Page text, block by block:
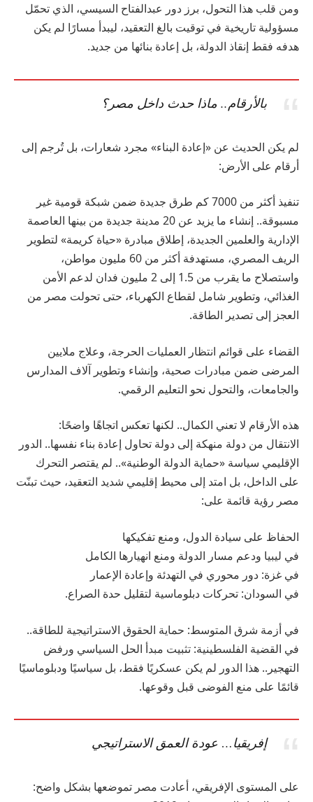
ومن قلب هذا التحول، برز دور عبدالفتاح السيسي، الذي تحمّل
مسؤولية تاريخية في توقيت بالغ التعقيد، ليبدأ مسارًا لم يكن
هدفه فقط إنقاذ الدولة، بل إعادة بنائها من جديد.
بالأرقام.. ماذا حدث داخل مصر؟
لم يكن الحديث عن «إعادة البناء» مجرد شعارات، بل تُرجم إلى
أرقام على الأرض:
تنفيذ أكثر من 7000 كم طرق جديدة ضمن شبكة قومية غير
مسبوقة.. إنشاء ما يزيد عن 20 مدينة جديدة من بينها العاصمة
الإدارية والعلمين الجديدة، إطلاق مبادرة «حياة كريمة» لتطوير
الريف المصري، مستهدفة أكثر من 60 مليون مواطن،
واستصلاح ما يقرب من 1.5 إلى 2 مليون فدان لدعم الأمن
الغذائي، وتطوير شامل لقطاع الكهرباء، حتى تحولت مصر من
العجز إلى تصدير الطاقة.
القضاء على قوائم انتظار العمليات الحرجة، وعلاج ملايين
المرضى ضمن مبادرات صحية، وإنشاء وتطوير آلاف المدارس
والجامعات، والتحول نحو التعليم الرقمي.
هذه الأرقام لا تعني الكمال.. لكنها تعكس اتجاهًا واضحًا:
الانتقال من دولة منهكة إلى دولة تحاول إعادة بناء نفسها.. الدور
الإقليمي سياسة «حماية الدولة الوطنية».. لم يقتصر التحرك
على الداخل، بل امتد إلى محيط إقليمي شديد التعقيد، حيث تبنّت
مصر رؤية قائمة على:
الحفاظ على سيادة الدول، ومنع تفكيكها
في ليبيا ودعم مسار الدولة ومنع انهيارها الكامل
في غزة: دور محوري في التهدئة وإعادة الإعمار
في السودان: تحركات دبلوماسية لتقليل حدة الصراع.
في أزمة شرق المتوسط: حماية الحقوق الاستراتيجية للطاقة..
في القضية الفلسطينية: تثبيت مبدأ الحل السياسي ورفض
التهجير.. هذا الدور لم يكن عسكريًا فقط، بل سياسيًا ودبلوماسيًا
قائمًا على منع الفوضى قبل وقوعها.
إفريقيا… عودة العمق الاستراتيجي
على المستوى الإفريقي، أعادت مصر تموضعها بشكل واضح: